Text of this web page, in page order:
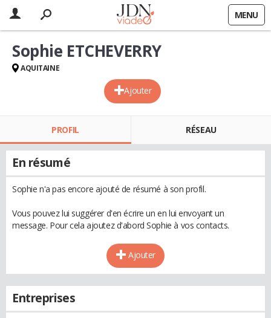
MENU
Ajouter
Sophie ETCHEVERRY
AQUITAINE
PROFIL RÉSEAU
En résumé
Sophie n'a pas encore ajouté de résumé à son profil.
Vous pouvez lui suggérer d'en écrire un en lui envoyant un
message. Pour cela ajoutez d'abord Sophie à vos contacts.
Ajouter
Entreprises